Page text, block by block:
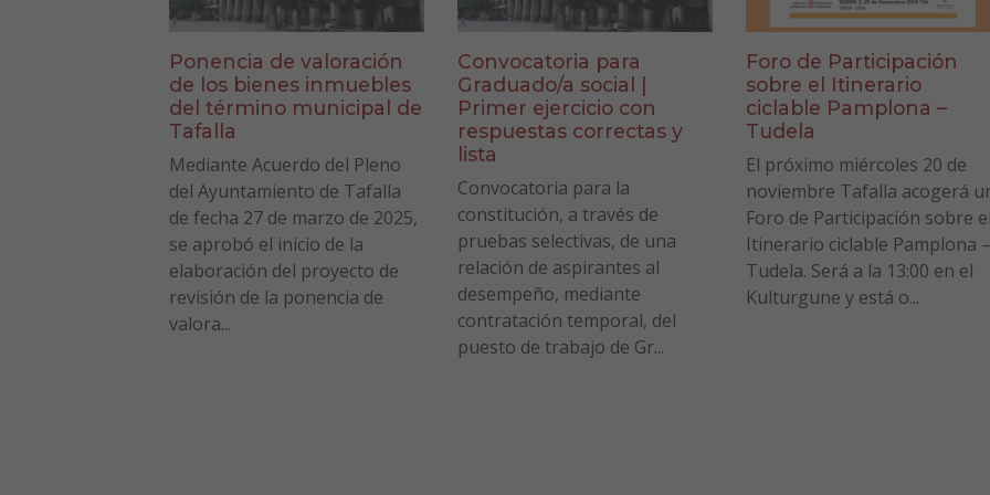
Ponencia de valoración
de los bienes inmuebles
del término municipal de
Tafalla
Mediante Acuerdo del Pleno
del Ayuntamiento de Tafalla
de fecha 27 de marzo de 2025,
se aprobó el inicio de la
elaboración del proyecto de
revisión de la ponencia de
valora...
Convocatoria para
Graduado/a social |
Primer ejercicio con
respuestas correctas y
lista
Convocatoria para la
constitución, a través de
pruebas selectivas, de una
relación de aspirantes al
desempeño, mediante
contratación temporal, del
puesto de trabajo de Gr...
Foro de Participación
sobre el Itinerario
ciclable Pamplona –
Tudela
El próximo miércoles 20 de
noviembre Tafalla acogerá
Foro de Participación sobre el
Itinerario ciclable Pamplona –
Tudela. Será a la 13:00 en el
Kulturgune y está o...